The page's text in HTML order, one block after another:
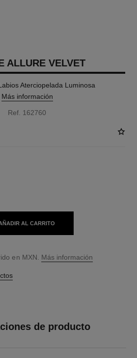
ALLURE VELVET
Aterciopelada Luminosa
Más información
Ref. 162760
AL CARRITO
en MXN. Más información
de producto